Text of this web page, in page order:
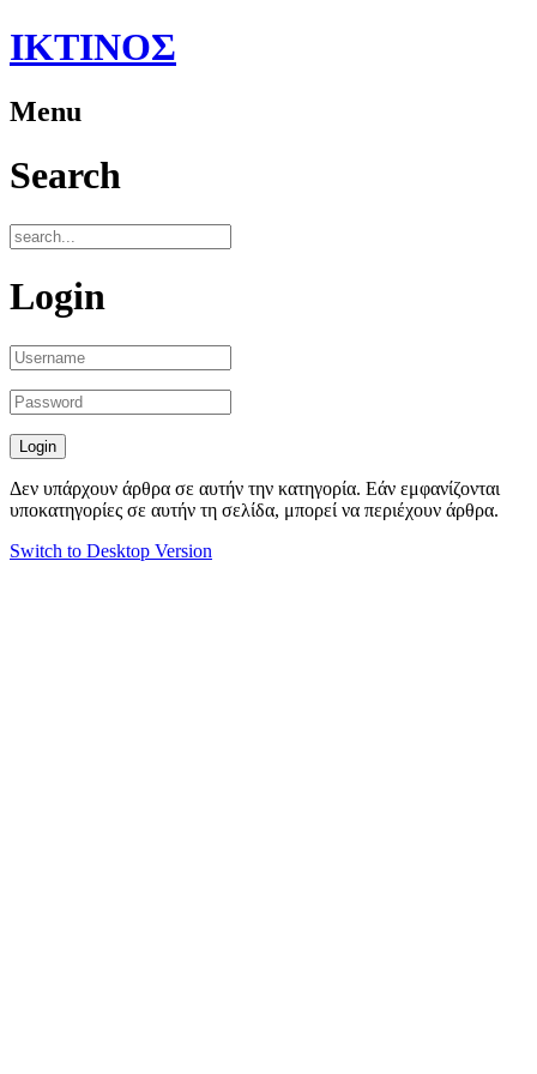
ΙΚΤΙΝΟΣ
Menu
Search
Login
Δεν υπάρχουν άρθρα σε αυτήν την κατηγορία. Εάν εμφανίζονται
υποκατηγορίες σε αυτήν τη σελίδα, μπορεί να περιέχουν άρθρα.
Switch to Desktop Version